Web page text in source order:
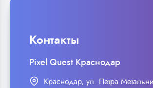
Контакты
Pixel Quest Краснодар
Краснодар, ул. Петра